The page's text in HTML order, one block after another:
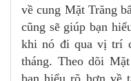
về cung Mặt Trăng
cũng sẽ giúp bạn
khi nó đi qua vị trí
tháng. Theo dõi
bạn hiểu rõ hơn về